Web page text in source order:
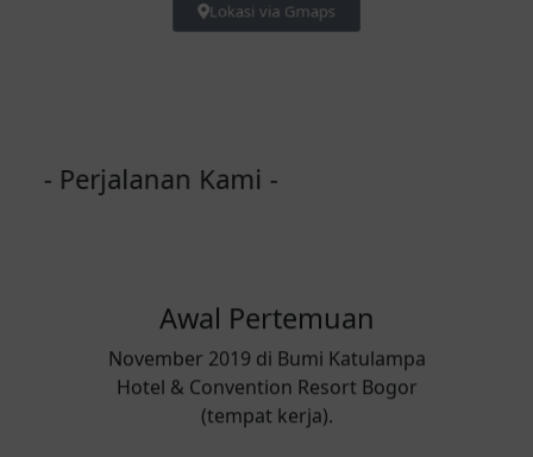
Lokasi via Gmaps
- Perjalanan Kami -
Hotel & Convention Resort Bogor
(tempat kerja).
Menjalin Hubungan